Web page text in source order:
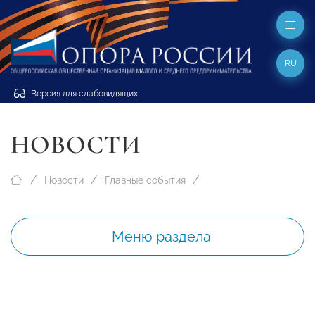
Версия для слабовидящих
RU
НОВОСТИ
Новости Главные события
Меню раздела